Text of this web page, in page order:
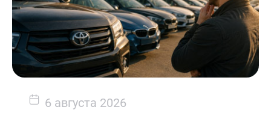
6 августа 2026